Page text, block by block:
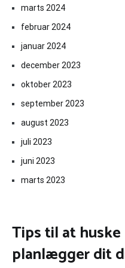
marts 2024
februar 2024
januar 2024
december 2023
oktober 2023
september 2023
august 2023
juli 2023
juni 2023
marts 2023
Tips til at huske
planlægger dit